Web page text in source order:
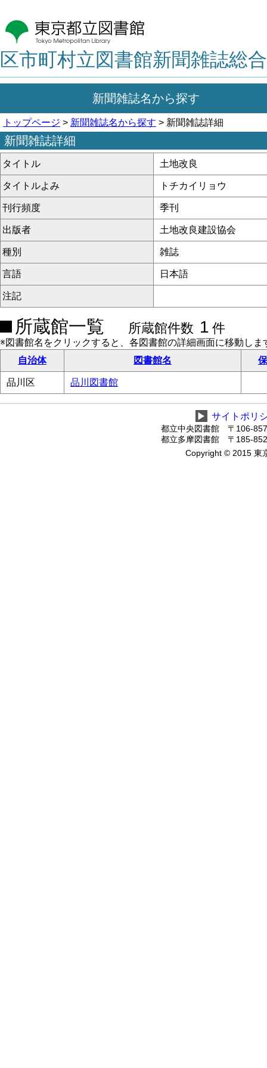
区市町村立図書館新聞雑誌総
新聞雑誌名から探す
トップページ > 新聞雑誌名から探す > 新聞雑誌詳細
新聞雑誌詳細
タイトル 土地改良
タイトルよみ トチカイリョウ
刊行頻度 季刊
出版者 土地改良建設協会
種別 雑誌
言語 日本語
注記
所蔵館一覧 所蔵館件数 1 件
※図書館名をクリックすると、各図書館の詳細画面に移動しま
自治体
図書館名
品川区 品川図書館
▶ サイトポリ
都立中央図書館 〒106-
都立多摩図書館 〒185-
Copyright © 2015 東